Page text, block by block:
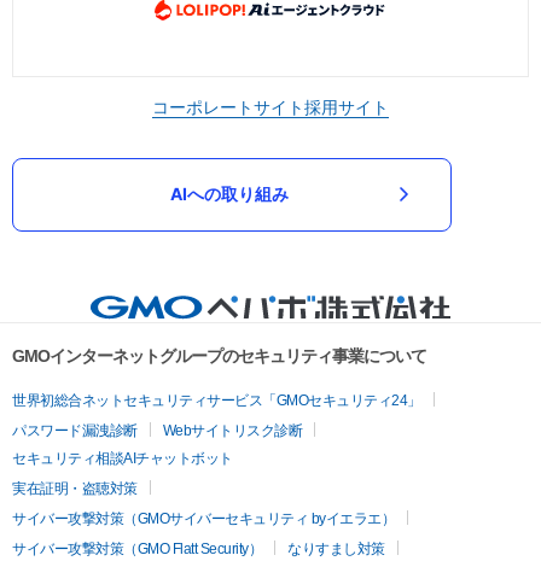
コーポレートサイト採用サイト
AIへの取り組み
GMOインターネットグループのセキュリティ事業について
世界初総合ネットセキュリティサービス「GMOセキュリティ24」
パスワード漏洩診断
Webサイトリスク診断
セキュリティ相談AIチャットボット
実在証明・盗聴対策
サイバー攻撃対策（GMOサイバーセキュリティ byイエラエ）
サイバー攻撃対策（GMO Flatt Security）
なりすまし対策